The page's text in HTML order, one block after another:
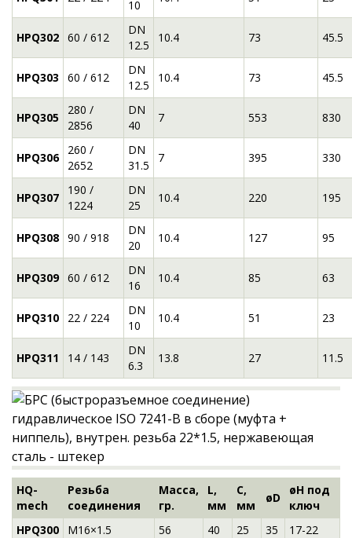
10
HPQ302 60 / 612
DN
12.5
10.4 73 45.5
HPQ303 60 / 612
DN
12.5
10.4 73 45.5
HPQ305
280 /
2856
DN
40
7 553 830
HPQ306
260 /
2652
DN
31.5
7 395 330
HPQ307
190 /
1224
DN
25
10.4 220 195
HPQ308 90 / 918
DN
20
10.4 127 95
HPQ309 60 / 612
DN
16
10.4 85 63
HPQ310 22 / 224
DN
10
10.4 51 23
HPQ311 14 / 143
DN
6.3
13.8 27 11.5
HQ-
mech
Резьба
соединения
Масса,
гр.
L,
мм
C,
мм
øD
øH под
ключ
HPQ300
M16×1.5 56 40 25 35
17-22